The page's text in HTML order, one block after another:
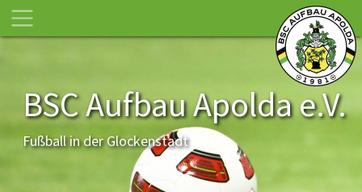
BSC Aufbau Apolda e.V.
Fußball in der Glockenstadt